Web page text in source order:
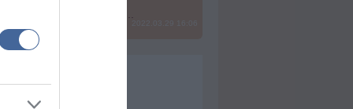
2022.03.29 16:06